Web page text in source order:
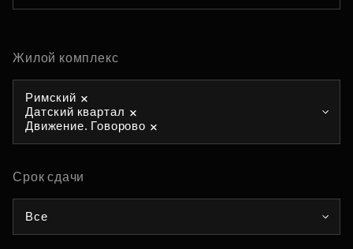
Жилой комплекс
Римский
Датский квартал
Движение. Говорово
Срок сдачи
Все